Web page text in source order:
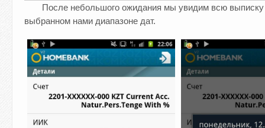
После небольшого ожидания мы увидим всю
выбранном нами диапазоне дат.